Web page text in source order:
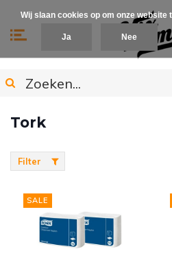
Tork
Filter
SALE
Wij slaan cookies op om onze
Ja Nee